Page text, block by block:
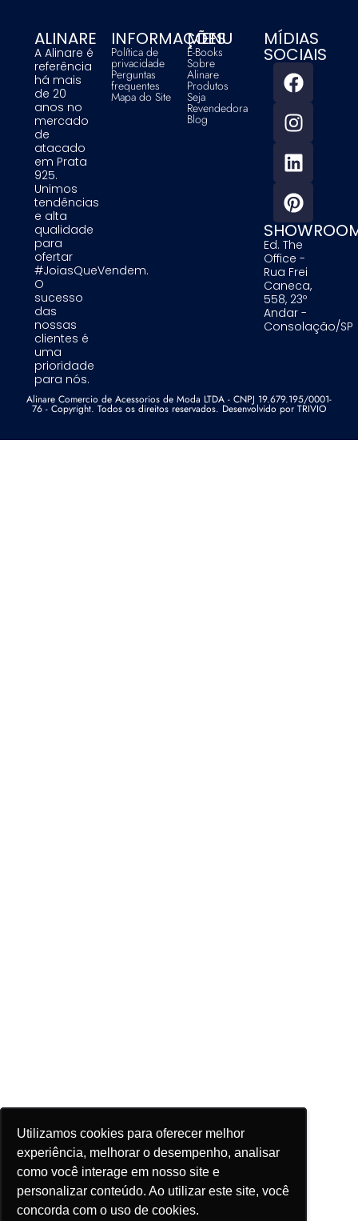
Utilizamos cookies para oferecer melhor
experiência, melhorar o desempenho, analisar
como você interage em nosso site e
personalizar conteúdo. Ao utilizar este site, você
concorda com o uso de cookies.
Utilizamos cookies para oferecer melhor
experiência, melhorar o desempenho, analisar
como você interage em nosso site e
personalizar conteúdo. Ao utilizar este site, você
concorda com o uso de cookies.
Utilizamos cookies para oferecer melhor
experiência, melhorar o desempenho, analisar
como você interage em nosso site e
personalizar conteúdo. Ao utilizar este site, você
concorda com o uso de cookies.
ALINARE
A Alinare é
referência
há mais
de 20
anos no
mercado
de
atacado
em Prata
925.
Unimos
tendências
e alta
qualidade
para
ofertar
#JoiasQueVendem.
O
sucesso
das
nossas
clientes é
uma
prioridade
para nós.
INFORMAÇÕES
Política de
privacidade
Perguntas
frequentes
Mapa do Site
MENU
E-Books
Sobre
Alinare
Produtos
Seja
Revendedora
Blog
MÍDIAS
SOCIAIS
Ed. The
Office -
Rua Frei
Caneca,
558, 23º
Andar -
Consolação/SP
Alinare Comercio de Acessorios de Moda LTDA - CNPJ 19.679.195/0001-
76 - Copyright. Todos os direitos reservados. Desenvolvido por TRIVIO